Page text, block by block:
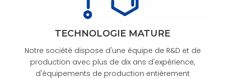
TECHNOLOGIE MATURE
Notre société dispose d'une équipe de R&D et de
production avec plus de dix ans d'expérience,
d'équipements de production entièrement